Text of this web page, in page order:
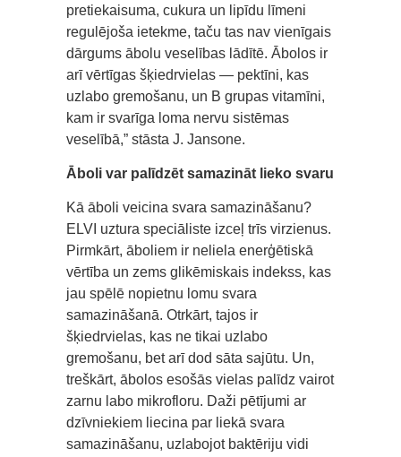
pretiekaisuma, cukura un lipīdu līmeni
regulējoša ietekme, taču tas nav vienīgais
dārgums ābolu veselības lādītē. Ābolos ir
arī vērtīgas šķiedrvielas — pektīni, kas
uzlabo gremošanu, un B grupas vitamīni,
kam ir svarīga loma nervu sistēmas
veselībā,” stāsta J. Jansone.
Āboli var palīdzēt samazināt lieko svaru
Kā āboli veicina svara samazināšanu?
ELVI uztura speciāliste izceļ trīs virzienus.
Pirmkārt, āboliem ir neliela enerģētiskā
vērtība un zems glikēmiskais indekss, kas
jau spēlē nopietnu lomu svara
samazināšanā. Otrkārt, tajos ir
šķiedrvielas, kas ne tikai uzlabo
gremošanu, bet arī dod sāta sajūtu. Un,
treškārt, ābolos esošās vielas palīdz vairot
zarnu labo mikrofloru. Daži pētījumi ar
dzīvniekiem liecina par liekā svara
samazināšanu, uzlabojot baktēriju vidi